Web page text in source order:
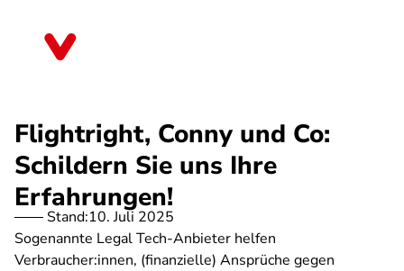
Flightright, Conny und Co:
Schildern Sie uns Ihre
Erfahrungen!
Stand:10. Juli 2025
Sogenannte Legal Tech-Anbieter helfen
Verbraucher:innen, (finanzielle) Ansprüche gegen